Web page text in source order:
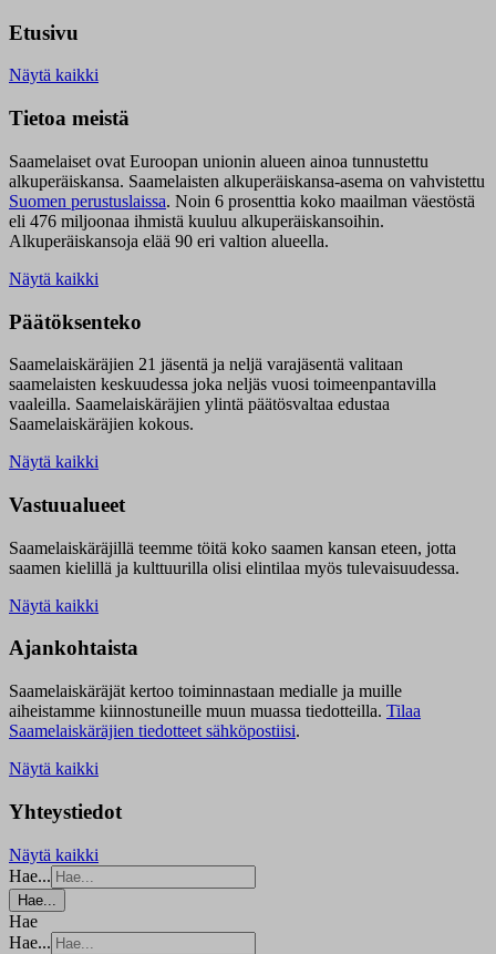
Etusivu
Näytä kaikki
Tietoa meistä
Saamelaiset ovat Euroopan unionin alueen ainoa tunnustettu
alkuperäiskansa. Saamelaisten alkuperäiskansa-asema on vahvistettu
Suomen perustuslaissa. Noin 6 prosenttia koko maailman väestöstä
eli 476 miljoonaa ihmistä kuuluu alkuperäiskansoihin.
Alkuperäiskansoja elää 90 eri valtion alueella.
Näytä kaikki
Päätöksenteko
Saamelaiskäräjien 21 jäsentä ja neljä varajäsentä valitaan
saamelaisten keskuudessa joka neljäs vuosi toimeenpantavilla
vaaleilla. Saamelaiskäräjien ylintä päätösvaltaa edustaa
Saamelaiskäräjien kokous.
Näytä kaikki
Vastuualueet
Saamelaiskäräjillä teemme töitä koko saamen kansan eteen, jotta
saamen kielillä ja kulttuurilla olisi elintilaa myös tulevaisuudessa.
Näytä kaikki
Ajankohtaista
Saamelaiskäräjät kertoo toiminnastaan medialle ja muille
aiheistamme kiinnostuneille muun muassa tiedotteilla. Tilaa
Saamelaiskäräjien tiedotteet sähköpostiisi.
Näytä kaikki
Yhteystiedot
Näytä kaikki
Hae...
Hae...
Hae
Hae...